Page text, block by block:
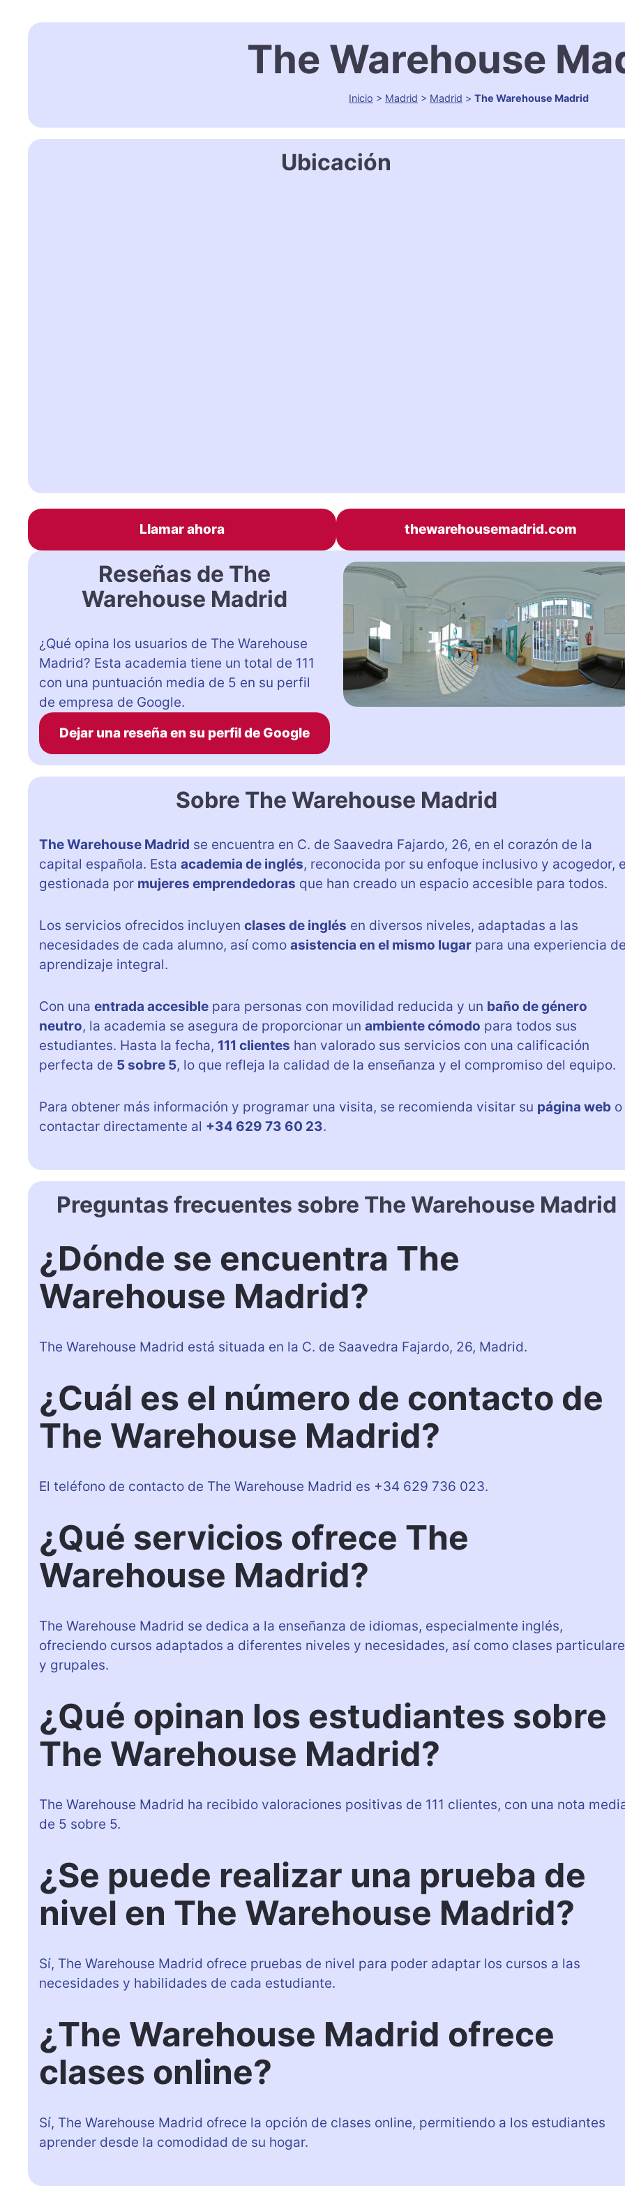
The Warehouse
Inicio > Madrid > Madrid > The Warehouse Madrid
Ubicación
Llamar ahora thewarehousemadrid.com
Reseñas de The
Warehouse Madrid
¿Qué opina los usuarios de The Warehouse
Madrid? Esta academia tiene un total de 111
con una puntuación media de 5 en su perfil
de empresa de Google.
Dejar una reseña en su perfil de Google
Sobre The Warehouse Madrid
The Warehouse Madrid se encuentra en C. de Saavedra Fajardo, 26, en el corazón de la
capital española. Esta academia de inglés, reconocida por su enfoque inclusivo y acogedor,
gestionada por mujeres emprendedoras que han creado un espacio accesible para todos.
Los servicios ofrecidos incluyen clases de inglés en diversos niveles, adaptadas a las
necesidades de cada alumno, así como asistencia en el mismo lugar para una experiencia de
aprendizaje integral.
Con una entrada accesible para personas con movilidad reducida y un baño de género
neutro, la academia se asegura de proporcionar un ambiente cómodo para todos sus
estudiantes. Hasta la fecha, 111 clientes han valorado sus servicios con una calificación
perfecta de 5 sobre 5, lo que refleja la calidad de la enseñanza y el compromiso del equipo.
Para obtener más información y programar una visita, se recomienda visitar su página web o
contactar directamente al +34 629 73 60 23.
Preguntas frecuentes sobre The Warehouse Madrid
¿Dónde se encuentra The
Warehouse Madrid?
The Warehouse Madrid está situada en la C. de Saavedra Fajardo, 26, Madrid.
¿Cuál es el número de contacto de
The Warehouse Madrid?
El teléfono de contacto de The Warehouse Madrid es +34 629 736 023.
¿Qué servicios ofrece The
Warehouse Madrid?
The Warehouse Madrid se dedica a la enseñanza de idiomas, especialmente inglés,
ofreciendo cursos adaptados a diferentes niveles y necesidades, así como clases
y grupales.
¿Qué opinan los estudiantes sobre
The Warehouse Madrid?
The Warehouse Madrid ha recibido valoraciones positivas de 111 clientes, con una nota
de 5 sobre 5.
¿Se puede realizar una prueba de
nivel en The Warehouse Madrid?
Sí, The Warehouse Madrid ofrece pruebas de nivel para poder adaptar los cursos a las
necesidades y habilidades de cada estudiante.
¿The Warehouse Madrid ofrece
clases online?
Sí, The Warehouse Madrid ofrece la opción de clases online, permitiendo a los estudiantes
aprender desde la comodidad de su hogar.